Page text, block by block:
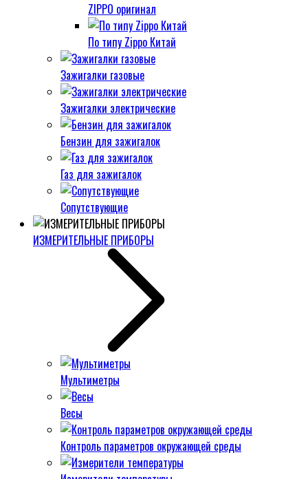
ZIPPO оригинал
По типу Zippo Китай
Зажигалки газовые
Зажигалки электрические
Бензин для зажигалок
Газ для зажигалок
Сопутствующие
ИЗМЕРИТЕЛЬНЫЕ ПРИБОРЫ
Мультиметры
Весы
Контроль параметров окружающей среды